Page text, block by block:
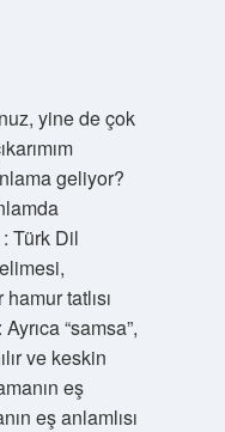
yine de çok
geliyor?
: Türk Dil
tatlısı
“samsa”,
ve keskin
eş
eş anlamlısı